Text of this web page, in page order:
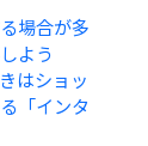
場合が多
よう
はショッ
「インタ